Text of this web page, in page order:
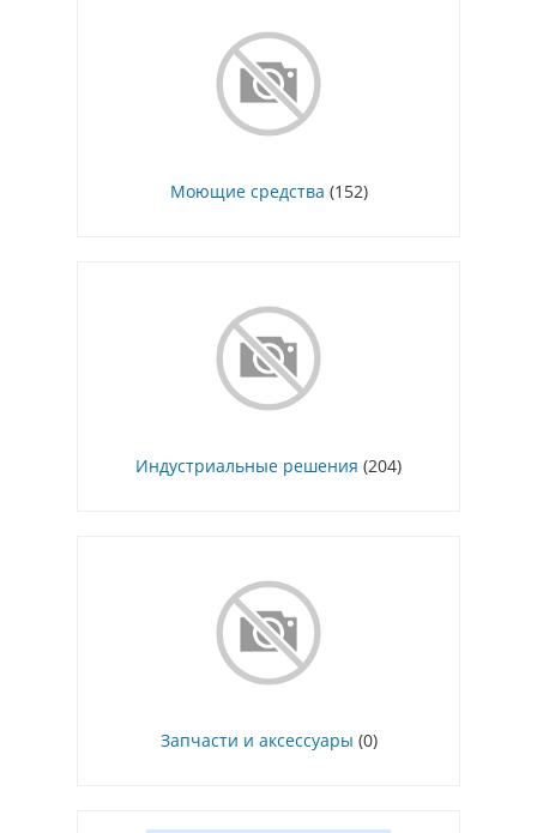
Моющие средства (152)
Индустриальные решения (204)
Запчасти и аксессуары (0)